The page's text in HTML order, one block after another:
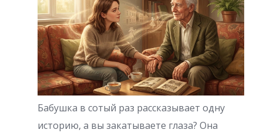
Бабушка в сотый раз рассказывает одну
историю, а вы закатываете глаза? Она